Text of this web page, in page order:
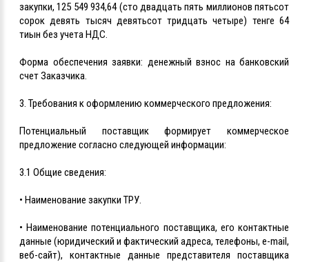
закупки, 125 549 934,64 (сто двадцать пять миллионов пятьсот
сорок девять тысяч девятьсот тридцать четыре) тенге 64
тиын без учета НДС.
Форма обеспечения заявки: денежный взнос на банковский
счет Заказчика.
3. Требования к оформлению коммерческого предложения:
Потенциальный поставщик формирует коммерческое
предложение согласно следующей информации:
3.1 Общие сведения:
• Наименование закупки ТРУ.
• Наименование потенциального поставщика, его контактные
данные (юридический и фактический адреса, телефоны, e-mail,
веб-сайт), контактные данные представителя поставщика